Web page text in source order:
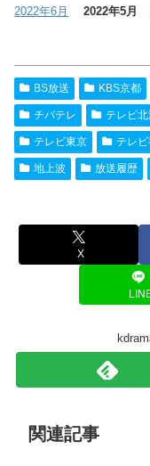
2022年6月 2022年5月
BS放送 KBS京都
チバテレ テレビ
テレビ東京 テレビ
地上波 放送履歴
X
関連記事